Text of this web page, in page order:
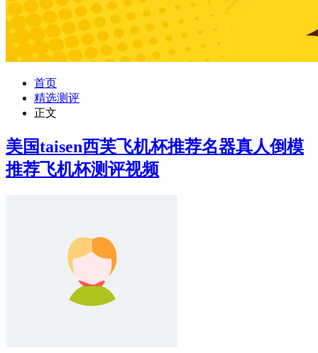
首页
精选测评
正文
美国taisen西芙飞机杯推荐名器真人倒模
推荐飞机杯测评视频